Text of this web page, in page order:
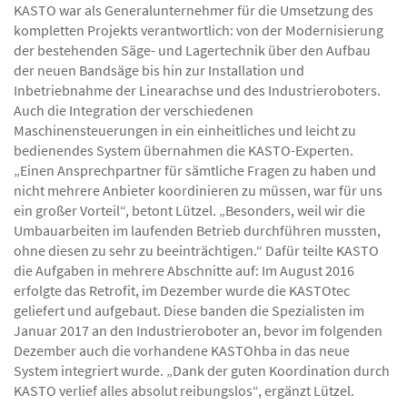
KASTO war als Generalunternehmer für die Umsetzung des
kompletten Projekts verantwortlich: von der Modernisierung
der bestehenden Säge- und Lagertechnik über den Aufbau
der neuen Bandsäge bis hin zur Installation und
Inbetriebnahme der Linearachse und des Industrieroboters.
Auch die Integration der verschiedenen
Maschinensteuerungen in ein einheitliches und leicht zu
bedienendes System übernahmen die KASTO-Experten.
„Einen Ansprechpartner für sämtliche Fragen zu haben und
nicht mehrere Anbieter koordinieren zu müssen, war für uns
ein großer Vorteil“, betont Lützel. „Besonders, weil wir die
Umbauarbeiten im laufenden Betrieb durchführen mussten,
ohne diesen zu sehr zu beeinträchtigen.“ Dafür teilte KASTO
die Aufgaben in mehrere Abschnitte auf: Im August 2016
erfolgte das Retrofit, im Dezember wurde die KASTOtec
geliefert und aufgebaut. Diese banden die Spezialisten im
Januar 2017 an den Industrieroboter an, bevor im folgenden
Dezember auch die vorhandene KASTOhba in das neue
System integriert wurde. „Dank der guten Koordination durch
KASTO verlief alles absolut reibungslos“, ergänzt Lützel.